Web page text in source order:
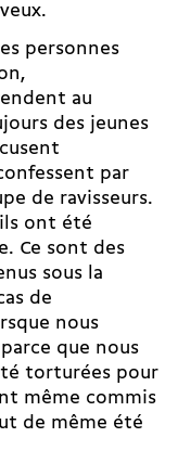
personnes
au
des jeunes
par
de ravisseurs.
ont été
Ce sont des
sous la
de
nous
que nous
torturées pour
même commis
de même été